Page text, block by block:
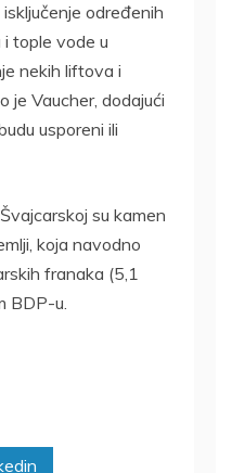
određenih
tople vode u
nekih liftova i
je Vaucher, dodajući
usporeni ili
su kamen
koja navodno
franaka (5,1
BDP-u.